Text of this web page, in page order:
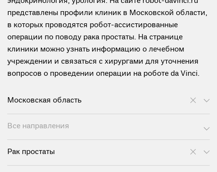
представлены профили клиник в Московской области,
в которых проводятся робот-ассистированные
операции по поводу рака простаты. На странице
клиники можно узнать информацию о лечебном
учреждении и связаться с хирургами для уточнения
вопросов о проведении операции на роботе da Vinci.
Московская область
Все направления
Рак простаты